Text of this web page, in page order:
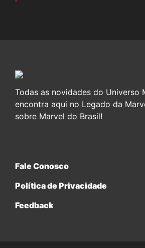
Todas as novidades do Universo
encontra aqui no Legado da
sobre Marvel do Brasil!
Fale Conosco
Política de Privacidade
Feedback